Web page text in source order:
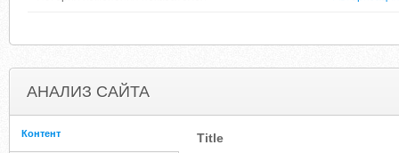
АНАЛИЗ САЙТА
Контент Title